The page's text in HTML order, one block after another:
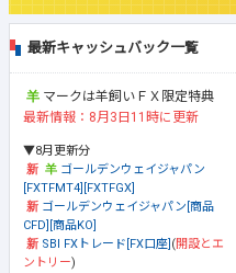
最新キャッシュバック一覧
マークは羊飼いＦＸ限定特典
最新情報：8月3日11時に更新
▼8月更新分
ゴールデンウェイジャパン
[FXTFMT4][FXTFGX]
ゴールデンウェイジャパン[商品
CFD][商品KO]
SBI FXトレード[FX口座] (開設とエ
ントリー)